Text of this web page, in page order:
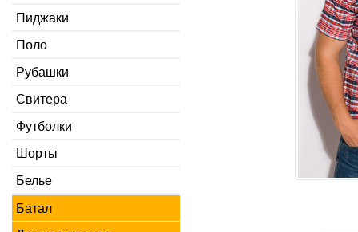
Пиджаки
Поло
Рубашки
Свитера
Футболки
Шорты
Белье
Батал